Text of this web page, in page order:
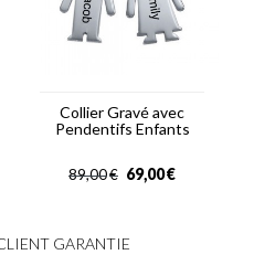
Collier Gravé avec
Pendentifs Enfants
€
89,00 €
69,00
GARANTIE